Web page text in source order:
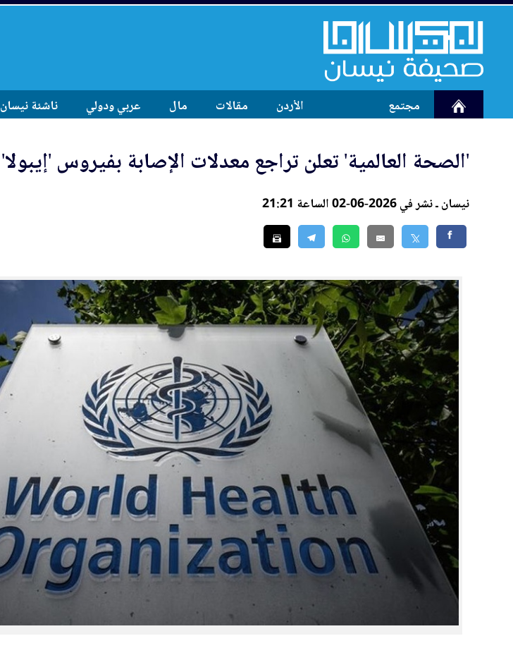
مجتمع الأردن مقالات مال عربي ودولي ناشئة نيسان
'الصحة العالمية' تعلن تراجع معدلات الإصابة بفيروس 'إيبولا'
نيسان ـ نشر في 2026-06-02 الساعة 21:21